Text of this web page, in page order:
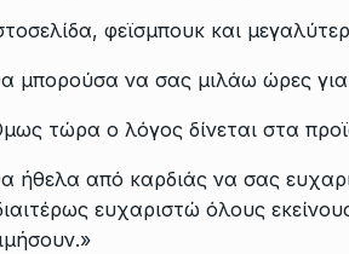
φεϊσμπουκ και
μπορούσα να σας μιλάω ώρες
τώρα ο λόγος δίνεται στα
ήθελα από καρδιάς να σας
ευχαριστώ όλους